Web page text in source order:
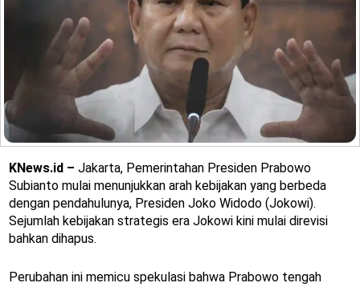
KNews.id – Jakarta, Pemerintahan Presiden Prabowo
Subianto mulai menunjukkan arah kebijakan yang berbeda
dengan pendahulunya, Presiden Joko Widodo (Jokowi).
Sejumlah kebijakan strategis era Jokowi kini mulai direvisi
bahkan dihapus.
Perubahan ini memicu spekulasi bahwa Prabowo tengah